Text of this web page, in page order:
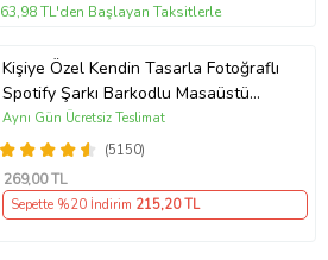
63,98 TL'den Başlayan Taksitlerle
Kişiye Özel Kendin Tasarla Fotoğraflı
Spotify Şarkı Barkodlu Masaüstü
Plak Fotoğraf Çerçevesi
(5150)
Aynı Gün Ücretsiz Teslimat
269,00 TL
Sepette %20 İndirim 215,20 TL